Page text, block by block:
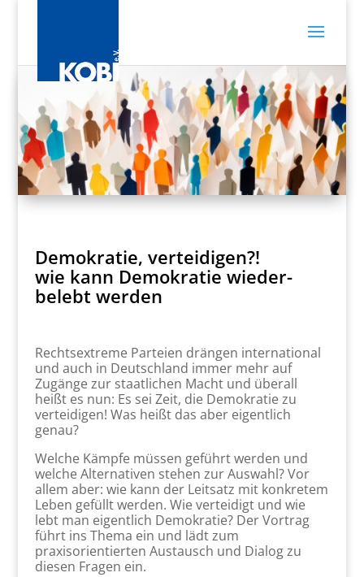
Demokratie, verteidigen?!
wie kann Demokratie wieder-
belebt werden
Rechtsextreme Parteien drängen international
und auch in Deutschland immer mehr auf
Zugänge zur staatlichen Macht und überall
heißt es nun: Es sei Zeit, die Demokratie zu
verteidigen! Was heißt das aber eigentlich
genau?
Welche Kämpfe müssen geführt werden und
welche Alternativen stehen zur Auswahl? Vor
allem aber: wie kann der Leitsatz mit konkretem
Leben gefüllt werden. Wie verteidigt und wie
lebt man eigentlich Demokratie? Der Vortrag
führt ins Thema ein und lädt zum
praxisorientierten Austausch und Dialog zu
diesen Fragen ein.